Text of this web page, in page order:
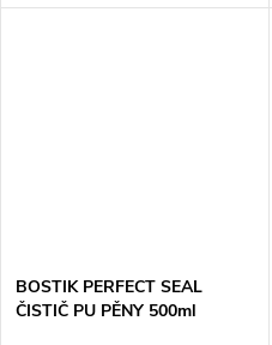
BOSTIK PERFECT SEAL
ČISTIČ PU PĚNY 500ml